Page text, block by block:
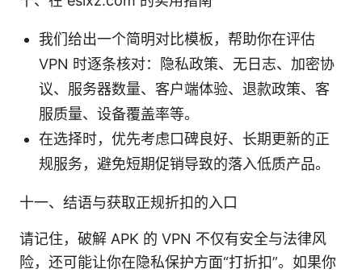
我们给出一个简明对比模板，帮助你在评估
VPN 时逐条核对：隐私政策、无日志、加密协
议、服务器数量、客户端体验、退款政策、客
服质量、设备覆盖率等。
在选择时，优先考虑口碑良好、长期更新的正
规服务，避免短期促销导致的落入低质产品。
十一、结语与获取正规折扣的入口
请记住，破解 APK 的 VPN 不仅有安全与法律风
险，还可能让你在隐私保护方面“打折扣”。如果你